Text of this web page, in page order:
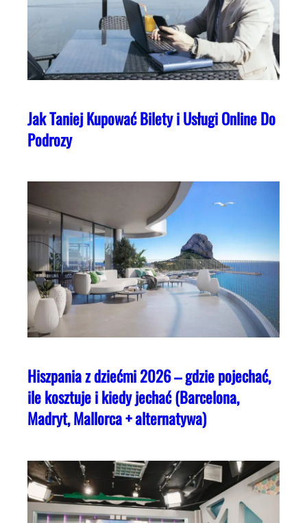
Jak Taniej Kupować Bilety i Usługi Online Do
Podrozy
Hiszpania z dziećmi 2026 – gdzie pojechać,
ile kosztuje i kiedy jechać (Barcelona,
Madryt, Mallorca + alternatywa)